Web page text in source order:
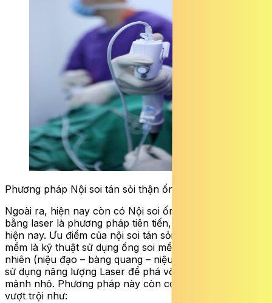
Phương pháp Nội soi tán sỏi thận ống mềm.
Ngoài ra, hiện nay còn có Nội soi ống mềm tán sỏi thận
bằng laser là phương pháp tiên tiến, hiện đại hàng đầu
hiện nay. Ưu điểm của nội soi tán sỏi thận bằng ống
mềm là kỹ thuật sử dụng ống soi mềm đi theo đường tự
nhiên (niệu đạo – bàng quang – niệu quản) lên tới thận,
sử dụng năng lượng Laser để phá vỡ sỏi thành các
mảnh nhỏ. Phương pháp này còn có những ưu điểm
vượt trội như: